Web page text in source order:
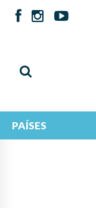
PAÍSES